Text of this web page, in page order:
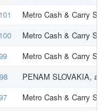
Metro Cash & Carry SR
Metro Cash & Carry SR
Metro Cash & Carry SR
PENAM SLOVAKIA,
Metro Cash & Carry SR